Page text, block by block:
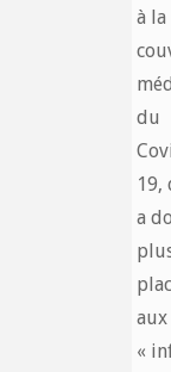
à la
du
19,
a
aux
«